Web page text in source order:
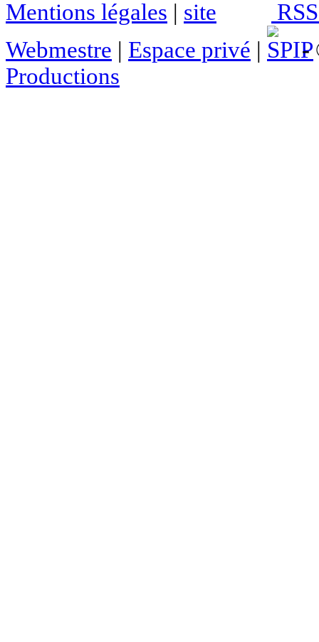
Mentions légales |
Webmestre | Espace privé |
-
Productions